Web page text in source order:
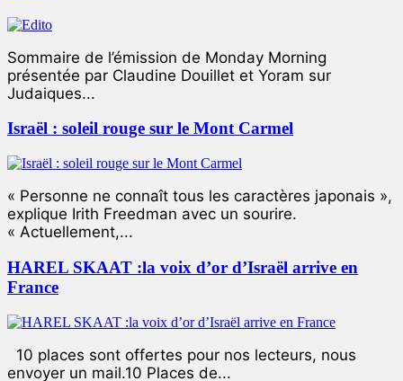
Sommaire de l’émission de Monday Morning
présentée par Claudine Douillet et Yoram sur
Judaiques...
Israël : soleil rouge sur le Mont Carmel
« Personne ne connaît tous les caractères japonais »,
explique Irith Freedman avec un sourire.
« Actuellement,...
HAREL SKAAT :la voix d’or d’Israël arrive en
France
10 places sont offertes pour nos lecteurs, nous
envoyer un mail.10 Places de...